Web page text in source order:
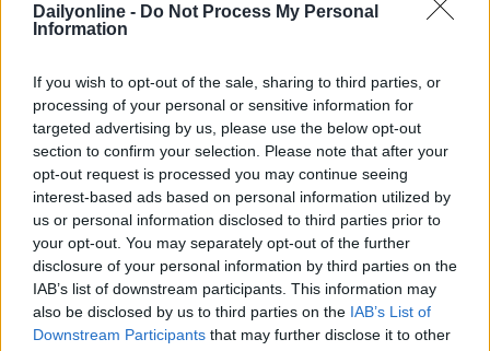
Dailyonline - Do Not Process My Personal
Information
If you wish to opt-out of the sale, sharing to third parties, or
processing of your personal or sensitive information for
targeted advertising by us, please use the below opt-out
section to confirm your selection. Please note that after your
opt-out request is processed you may continue seeing
interest-based ads based on personal information utilized by
us or personal information disclosed to third parties prior to
your opt-out. You may separately opt-out of the further
disclosure of your personal information by third parties on the
IAB’s list of downstream participants. This information may
also be disclosed by us to third parties on the IAB’s List of
Downstream Participants that may further disclose it to other
Parallelamente, Italiaonline presenta la nuova Libero
Mail, rinnovata attraverso una revisione profonda
attenzione a pubblico consumer, microbusiness e
generazioni più giovani. Tra le principali novità
figurano un look & feel aggiornato, flussi di navigazione
ottimizzati e la possibilità di personalizzare la inbox
tramite temi grafici. Sul fronte accessibilità arrivano
standard avanzati di contrasto, visibilità e leggibilità,
pensati per garantire una fruizione più inclusiva.
Debutta inoltre la funzione “annulla invio”, che
consente di interrompere l’invio di una mail entro
cinque o dieci secondi. Potenziata anche DriveMail, la
funzione dedicata alla condivisione di file di grandi